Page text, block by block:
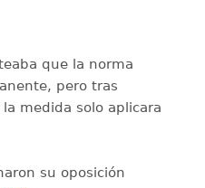
que la norma
pero tras
medida solo aplicara
su oposición